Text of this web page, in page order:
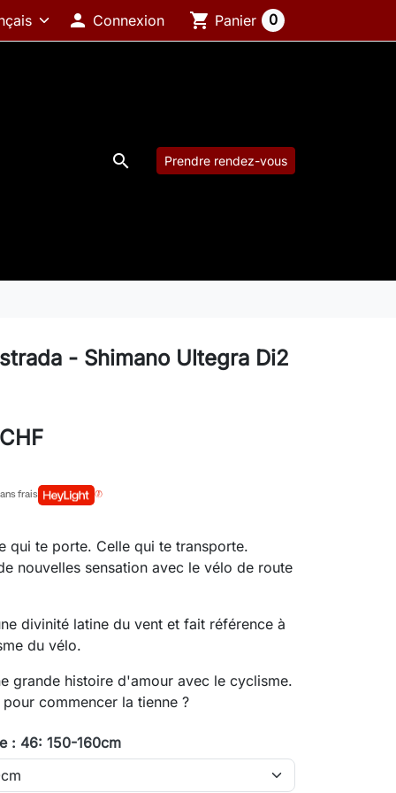
 Connexion shopping_cart Panier 0
 Prendre rendez-vous
- Shimano Ultegra Di2
frais
qui te porte. Celle qui te transporte.
nouvelles sensation avec le vélo de route
divinité latine du vent et fait référence à
du vélo.
grande histoire d'amour avec le cyclisme.
commencer la tienne ?
: 46: 150-160cm